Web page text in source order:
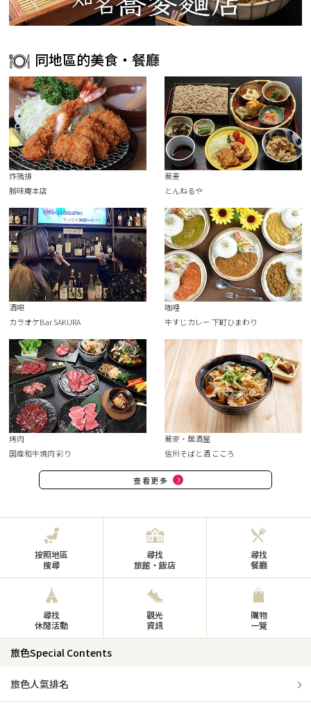
同地區的美食・餐廳
炸豬排
勝味庵本店
蕎麦
とんねるや
酒吧
カラオケBar SAKURA
咖哩
牛すじカレー 下町ひまわり
烤肉
国産和牛焼肉 彩り
蕎麥・居酒屋
信州そばと酒 こころ
查看更多
按照地區
搜尋
尋找
旅館・飯店
尋找
餐廳
尋找
休閒活動
觀光
資訊
購物
一覽
旅色Special Contents
旅色人氣排名